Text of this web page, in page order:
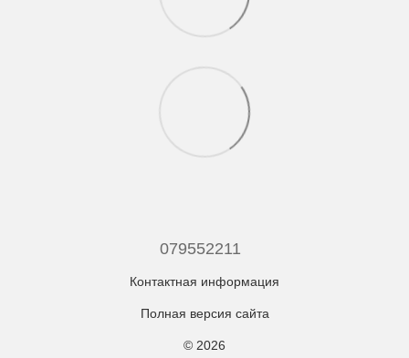
079552211
Контактная информация
Полная версия сайта
© 2026